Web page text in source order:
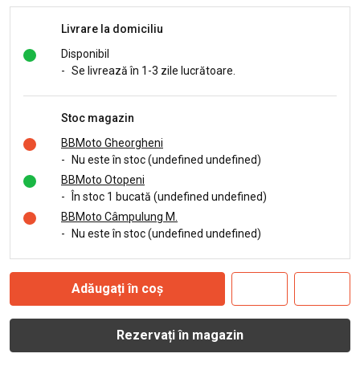
Livrare la domiciliu
Disponibil
- Se livrează în 1-3 zile lucrătoare.
Stoc magazin
BBMoto Gheorgheni
-
Nu este în stoc (undefined undefined)
BBMoto Otopeni
-
În stoc 1 bucată (undefined undefined)
BBMoto Câmpulung M.
-
Nu este în stoc (undefined undefined)
Adăugați în coș
Rezervați în magazin